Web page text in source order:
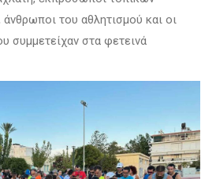
του αθλητισμού και οι
συμμετείχαν στα φετεινά